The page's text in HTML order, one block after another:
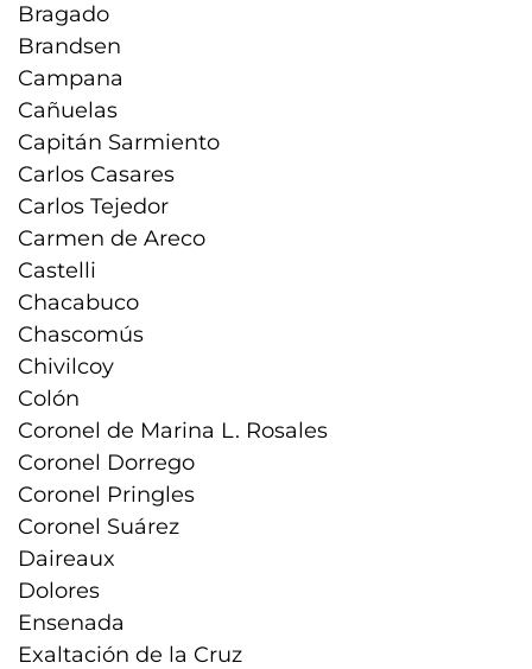
Bragado
Brandsen
Campana
Cañuelas
Capitán Sarmiento
Carlos Casares
Carlos Tejedor
Carmen de Areco
Castelli
Chacabuco
Chascomús
Chivilcoy
Colón
Coronel de Marina L. Rosales
Coronel Dorrego
Coronel Pringles
Coronel Suárez
Daireaux
Dolores
Ensenada
Exaltación de la Cruz